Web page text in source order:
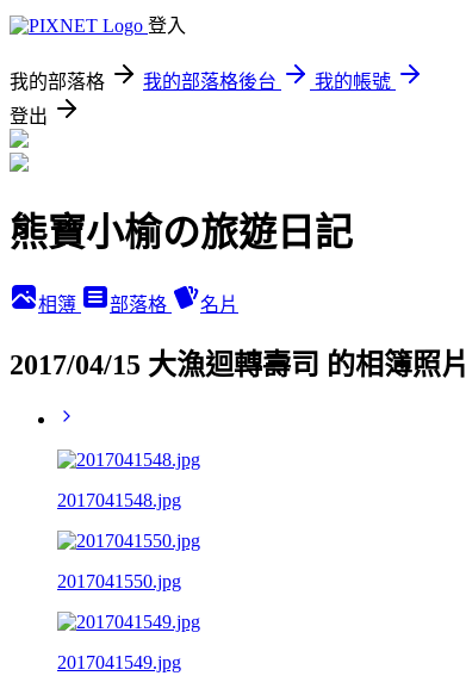
登入
我的部落格 我的部落格後台
我的帳號
登出
熊寶小榆の旅遊日記
相簿 部落格 名片
2017/04/15 大漁迴轉壽司 的相簿照片
2017041548.jpg
2017041550.jpg
2017041549.jpg